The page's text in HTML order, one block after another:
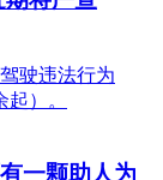
驶违法行为
）。
一颗助人为